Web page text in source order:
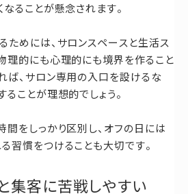
ることが懸念されます。
ためには、サロンスペースと生活ス
理的にも心理的にも境界を作ること
ば、サロン専用の入口を設けるな
ことが理想的でしょう。
間をしっかり区別し、オフの日には
習慣をつけることも大切です。
集客に苦戦しやすい